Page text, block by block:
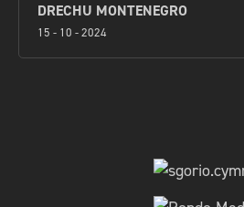
DRECHU MONTENEGRO
15 - 10 - 2024